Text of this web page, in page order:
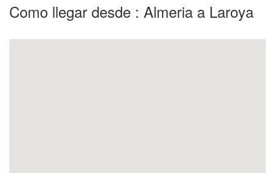
Como llegar desde : Almeria a Laroya